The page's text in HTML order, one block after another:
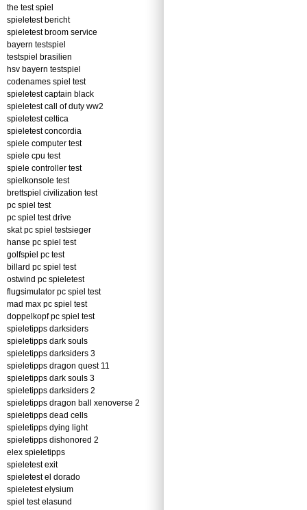
the test spiel
spieletest bericht
spieletest broom service
bayern testspiel
testspiel brasilien
hsv bayern testspiel
codenames spiel test
spieletest captain black
spieletest call of duty ww2
spieletest celtica
spieletest concordia
spiele computer test
spiele cpu test
spiele controller test
spielkonsole test
brettspiel civilization test
pc spiel test
pc spiel test drive
skat pc spiel testsieger
hanse pc spiel test
golfspiel pc test
billard pc spiel test
ostwind pc spieletest
flugsimulator pc spiel test
mad max pc spiel test
doppelkopf pc spiel test
spieletipps darksiders
spieletipps dark souls
spieletipps darksiders 3
spieletipps dragon quest 11
spieletipps dark souls 3
spieletipps darksiders 2
spieletipps dragon ball xenoverse 2
spieletipps dead cells
spieletipps dying light
spieletipps dishonored 2
elex spieletipps
spieletest exit
spieletest el dorado
spieletest elysium
spiel test elasund